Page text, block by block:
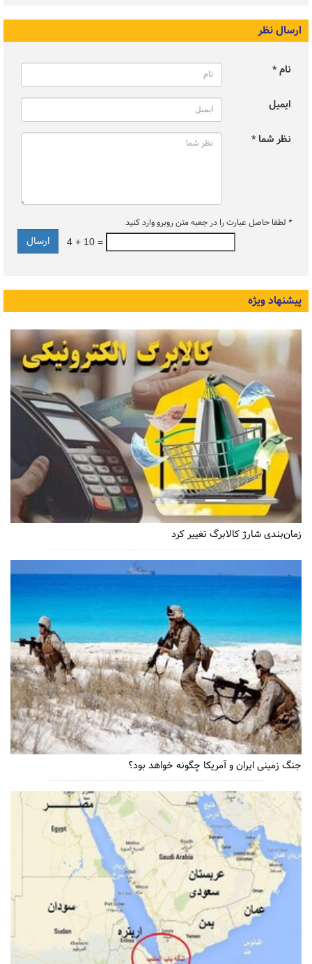
ارسال نظر
نام *
ایمیل
نظر شما *
* لطفا حاصل عبارت را در جعبه متن روبرو وارد کنید
4 + 10 =
پیشنهاد ویژه
زمان‌بندی شارژ کالابرگ تغییر کرد
جنگ زمینی ایران و آمریکا چگونه خواهد بود؟